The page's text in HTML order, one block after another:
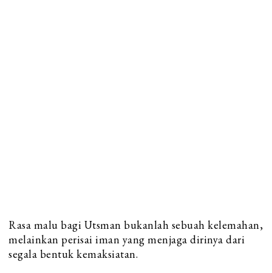
Rasa malu bagi Utsman bukanlah sebuah kelemahan,
melainkan perisai iman yang menjaga dirinya dari
segala bentuk kemaksiatan.